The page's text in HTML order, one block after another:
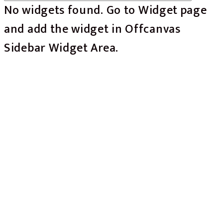
No widgets found. Go to Widget page
and add the widget in Offcanvas
Sidebar Widget Area.